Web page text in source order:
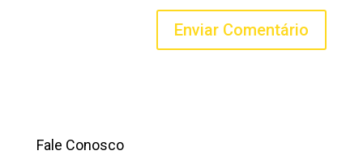
Fale Conosco